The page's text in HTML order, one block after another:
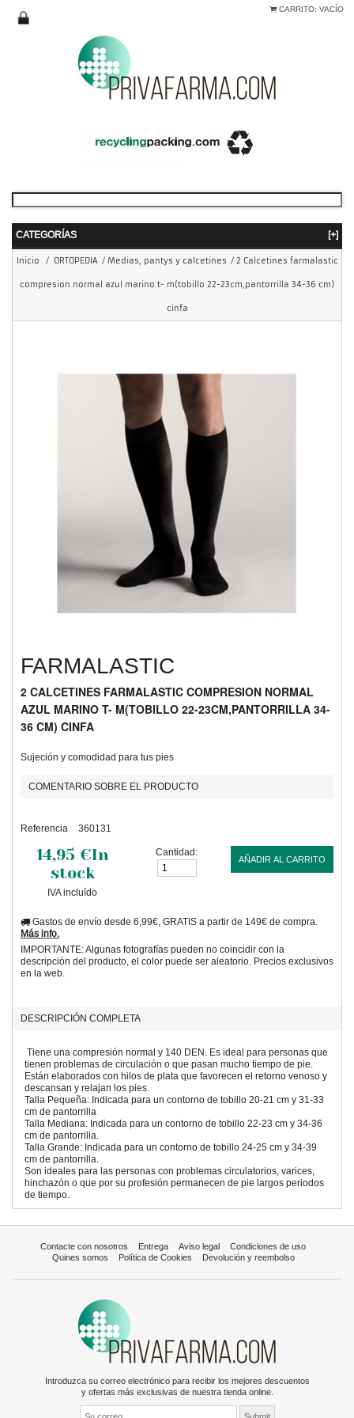
CARRITO: VACÍO
CATEGORÍAS [+]
Inicio / ORTOPEDIA / Medias, pantys y calcetines / 2 Calcetines farmalastic
compresion normal azul marino t- m(tobillo 22-23cm,pantorrilla 34-36 cm)
cinfa
FARMALASTIC
2 CALCETINES FARMALASTIC COMPRESION NORMAL
AZUL MARINO T- M(TOBILLO 22-23CM,PANTORRILLA 34-
36 CM) CINFA
Sujeción y comodidad para tus pies
COMENTARIO SOBRE EL PRODUCTO
Referencia 360131
14,95 €In
stock
IVA incluído
Cantidad:
AÑADIR AL CARRITO
Gastos de envío desde 6,99€, GRATIS a partir de 149€ de compra.
Más info.
IMPORTANTE: Algunas fotografías pueden no coincidir con la
descripción del producto, el color puede ser aleatorio. Precios exclusivos
en la web.
DESCRIPCIÓN COMPLETA
Tiene una compresión normal y 140 DEN. Es ideal para personas que
tienen problemas de circulación o que pasan mucho tiempo de pie.
Están elaborados con hilos de plata que favorecen el retorno venoso y
descansan y relajan los pies.
Talla Pequeña: Indicada para un contorno de tobillo 20-21 cm y 31-33
cm de pantorrilla
Talla Mediana: Indicada para un contorno de tobillo 22-23 cm y 34-36
cm de pantorrilla.
Talla Grande: Indicada para un contorno de tobillo 24-25 cm y 34-39
cm de pantorrilla.
Son ideales para las personas con problemas circulatorios, varices,
hinchazón o que por su profesión permanecen de pie largos periodos
de tiempo.
Contacte con nosotros Entrega Aviso legal
Condiciones de uso
Quines somos
Política de Cookies Devolución y reembolso
Introduzca su correo electrónico para recibir los mejores descuentos
y ofertas más exclusivas de nuestra tienda online.